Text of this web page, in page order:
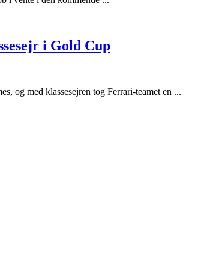
i Gold Cup
og med klassesejren tog Ferrari-teamet en ...